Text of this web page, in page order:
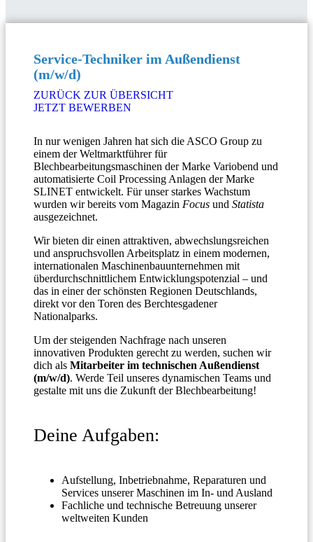
Service-Techniker im Außendienst
(m/w/d)
ZURÜCK ZUR ÜBERSICHT
JETZT BEWERBEN
In nur wenigen Jahren hat sich die ASCO Group zu
einem der Weltmarktführer für
Blechbearbeitungsmaschinen der Marke Variobend und
automatisierte Coil Processing Anlagen der Marke
SLINET entwickelt. Für unser starkes Wachstum
wurden wir bereits vom Magazin Focus und Statista
ausgezeichnet.
Wir bieten dir einen attraktiven, abwechslungsreichen
und anspruchsvollen Arbeitsplatz in einem modernen,
internationalen Maschinenbauunternehmen mit
überdurchschnittlichem Entwicklungspotenzial – und
das in einer der schönsten Regionen Deutschlands,
direkt vor den Toren des Berchtesgadener
Nationalparks.
Um der steigenden Nachfrage nach unseren
innovativen Produkten gerecht zu werden, suchen wir
dich als Mitarbeiter im technischen Außendienst
(m/w/d). Werde Teil unseres dynamischen Teams und
gestalte mit uns die Zukunft der Blechbearbeitung!
Deine Aufgaben:
Aufstellung, Inbetriebnahme, Reparaturen und
Services unserer Maschinen im In- und Ausland
Fachliche und technische Betreuung unserer
weltweiten Kunden